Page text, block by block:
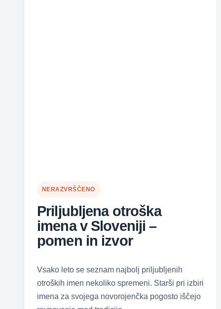
NERAZVRŠČENO
Priljubljena otroška
imena v Sloveniji –
pomen in izvor
Vsako leto se seznam najbolj priljubljenih
otroških imen nekoliko spremeni. Starši pri izbiri
imena za svojega novorojenčka pogosto iščejo